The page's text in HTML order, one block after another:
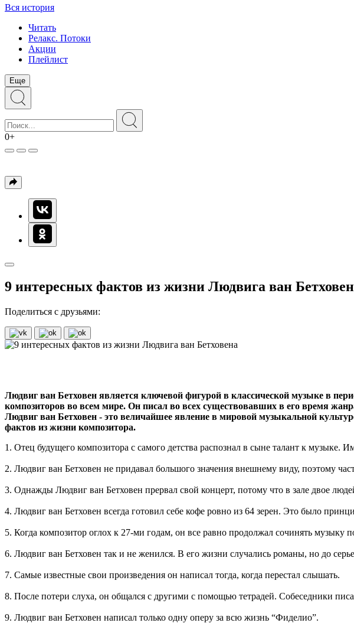
Вся история
Читать
Релакс. Потоки
Акции
Плейлист
Еще
0+
9 интересных фактов из жизни Людвига ван
Поделиться с друзьями:
Людвиг ван Бетховен является ключевой фигурой в классической музыке в
композиторов во всем мире. Он писал во всех существовавших в его время
Людвиг ван Бетховен - это величайшее явление в мировой музыкальной
фактов из жизни композитора.
1. Отец будущего композитора с самого детства распознал в сыне талант к музыке.
2. Людвиг ван Бетховен не придавал большого значения внешнему виду, поэтому
3. Однажды Людвиг ван Бетховен прервал свой концерт, потому что в зале двое
4. Людвиг ван Бетховен всегда готовил себе кофе ровно из 64 зерен. Это было
5. Когда композитор оглох к 27-ми годам, он все равно продолжал сочинять музыку
6. Людвиг ван Бетховен так и не женился. В его жизни случались романы, но до
7. Самые известные свои произведения он написал тогда, когда перестал слышать.
8. После потери слуха, он общался с другими с помощью тетрадей. Собеседники
9. Людвиг ван Бетховен написал только одну оперу за всю жизнь “Фиделио”.